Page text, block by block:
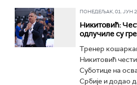
ПОНЕДЕЉАК, 01. ЈУН
Никитовић:
одлучиле су
Тренер
Никитовић
Суботице на
Србије и додао